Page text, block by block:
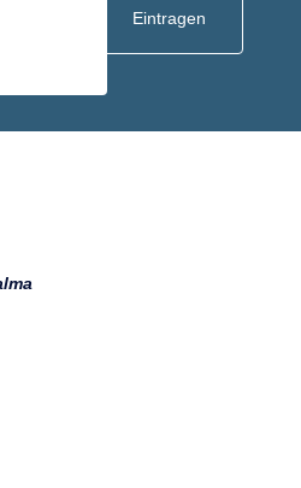
Eintragen